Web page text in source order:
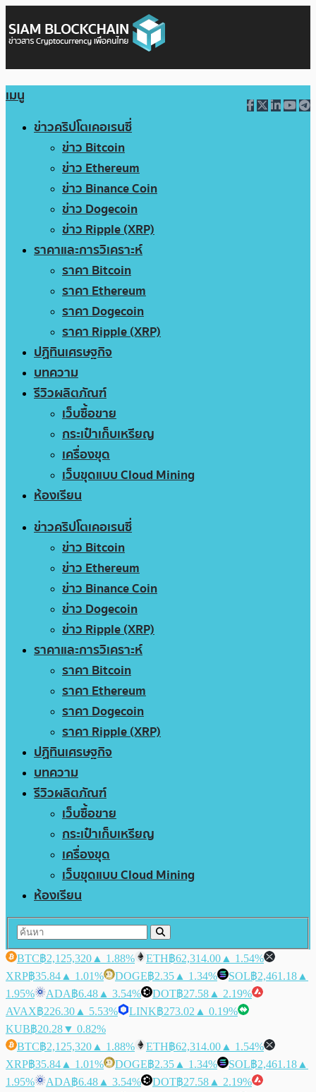
เมนู
ข่าวคริปโตเคอเรนซี่
ข่าว Bitcoin
ข่าว Ethereum
ข่าว Binance Coin
ข่าว Dogecoin
ข่าว Ripple (XRP)
ราคาและการวิเคราะห์
ราคา Bitcoin
ราคา Ethereum
ราคา Dogecoin
ราคา Ripple (XRP)
ปฏิทินเศรษฐกิจ
บทความ
รีวิวผลิตภัณฑ์
เว็บซื้อขาย
กระเป๋าเก็บเหรียญ
เครื่องขุด
เว็บขุดแบบ Cloud Mining
ห้องเรียน
ข่าวคริปโตเคอเรนซี่
ข่าว Bitcoin
ข่าว Ethereum
ข่าว Binance Coin
ข่าว Dogecoin
ข่าว Ripple (XRP)
ราคาและการวิเคราะห์
ราคา Bitcoin
ราคา Ethereum
ราคา Dogecoin
ราคา Ripple (XRP)
ปฏิทินเศรษฐกิจ
บทความ
รีวิวผลิตภัณฑ์
เว็บซื้อขาย
กระเป๋าเก็บเหรียญ
เครื่องขุด
เว็บขุดแบบ Cloud Mining
ห้องเรียน
BTC฿2,125,320 ▲ 1.88% ETH฿62,314.00 ▲ 1.54%
XRP฿35.84 ▲ 1.01% DOGE฿2.35 ▲ 1.34% SOL฿2,461.18 ▲
1.95%
ADA฿6.48 ▲ 3.54% DOT฿27.58 ▲ 2.19%
AVAX฿226.30 ▲ 5.53% LINK฿273.02 ▲ 0.19%
KUB฿20.28▼ 0.82%
BTC฿2,125,320 ▲ 1.88% ETH฿62,314.00 ▲ 1.54%
XRP฿35.84 ▲ 1.01% DOGE฿2.35 ▲ 1.34% SOL฿2,461.18 ▲
1.95%
ADA฿6.48 ▲ 3.54% DOT฿27.58 ▲ 2.19%